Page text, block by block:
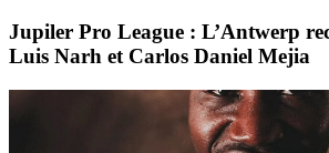
Jupiler Pro League : L’Antwerp
Luis Narh et Carlos Daniel Mejia